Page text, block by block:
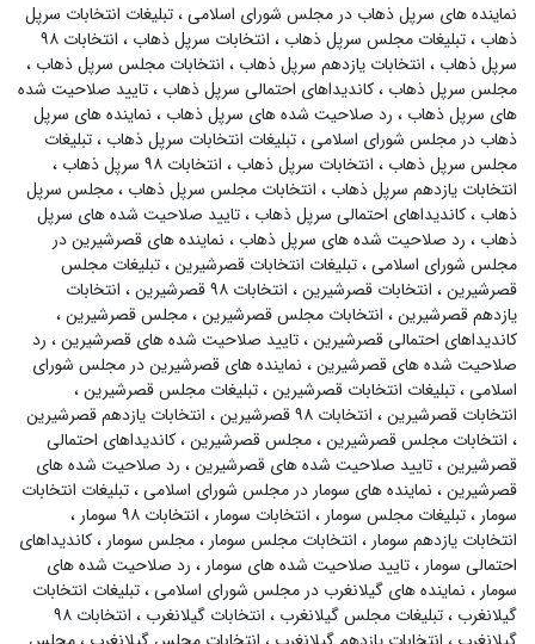
نماینده های سرپل ذهاب در مجلس شورای اسلامی،تبلیغات انتخابات سرپل
ذهاب ،تبلیغات مجلس سرپل ذهاب ، انتخابات سرپل ذهاب ،
انتخابات ۹۸
سرپل ذهاب ، انتخابات یازدهم سرپل ذهاب ، انتخابات مجلس سرپل ذهاب ،
مجلس سرپل ذهاب ،کاندیداهای احتمالی سرپل ذهاب ،تایید صلاحیت شده
های سرپل ذهاب ، رد صلاحیت شده های سرپل ذهاب ، نماینده های سرپل
ذهاب در مجلس شورای اسلامی،تبلیغات انتخابات سرپل ذهاب ،تبلیغات
مجلس سرپل ذهاب ، انتخابات سرپل ذهاب ، انتخابات ۹۸ سرپل ذهاب
،
انتخابات یازدهم سرپل ذهاب ، انتخابات مجلس سرپل ذهاب ،مجلس سرپل
ذهاب ،کاندیداهای احتمالی سرپل ذهاب ،تایید صلاحیت شده های سرپل
ذهاب ، رد صلاحیت شده های سرپل ذهاب ، نماینده های قصرشیرین در
مجلس شورای اسلامی،تبلیغات انتخابات قصرشیرین،تبلیغات مجلس
قصرشیرین، انتخابات قصرشیرین، انتخابات ۹۸ قصرشیرین ، انتخابات
یازدهم قصرشیرین، انتخابات مجلس قصرشیرین،مجلس قصرشیرین،
کاندیداهای احتمالی قصرشیرین،تایید صلاحیت شده های قصرشیرین، رد
صلاحیت شده های قصرشیرین، نماینده های قصرشیرین در مجلس شورای
اسلامی،تبلیغات انتخابات قصرشیرین،تبلیغات مجلس قصرشیرین،
انتخابات قصرشیرین، انتخابات ۹۸ قصرشیرین ، انتخابات یازدهم قصرشیرین
، انتخابات مجلس قصرشیرین،مجلس قصرشیرین،کاندیداهای احتمالی
قصرشیرین،تایید صلاحیت شده های قصرشیرین، رد صلاحیت شده های
قصرشیرین، نماینده های سومار در مجلس شورای اسلامی،تبلیغات انتخابات
سومار،تبلیغات مجلس سومار، انتخابات سومار، انتخابات ۹۸ سومار
،
انتخابات یازدهم سومار، انتخابات مجلس سومار،مجلس سومار،کاندیداهای
احتمالی سومار،تایید صلاحیت شده های سومار، رد صلاحیت شده های
سومار، نماینده های گیلانغرب در مجلس شورای اسلامی،تبلیغات انتخابات
گیلانغرب ،تبلیغات مجلس گیلانغرب ، انتخابات گیلانغرب ،
انتخابات ۹۸